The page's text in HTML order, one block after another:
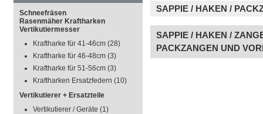
Schneefräsen
Rasenmäher Kraftharken
Vertikutiermesser
Kraftharke für 41-46cm (28)
Kraftharke für 46-48cm (3)
Kraftharke für 51-56cm (3)
Kraftharken Ersatzfedern (10)
Vertikutierer + Ersatzteile
Vertikutierer / Geräte (1)
SAPPIE / HAKEN /
SAPPIE / HAKEN /
PACKZANGEN UND